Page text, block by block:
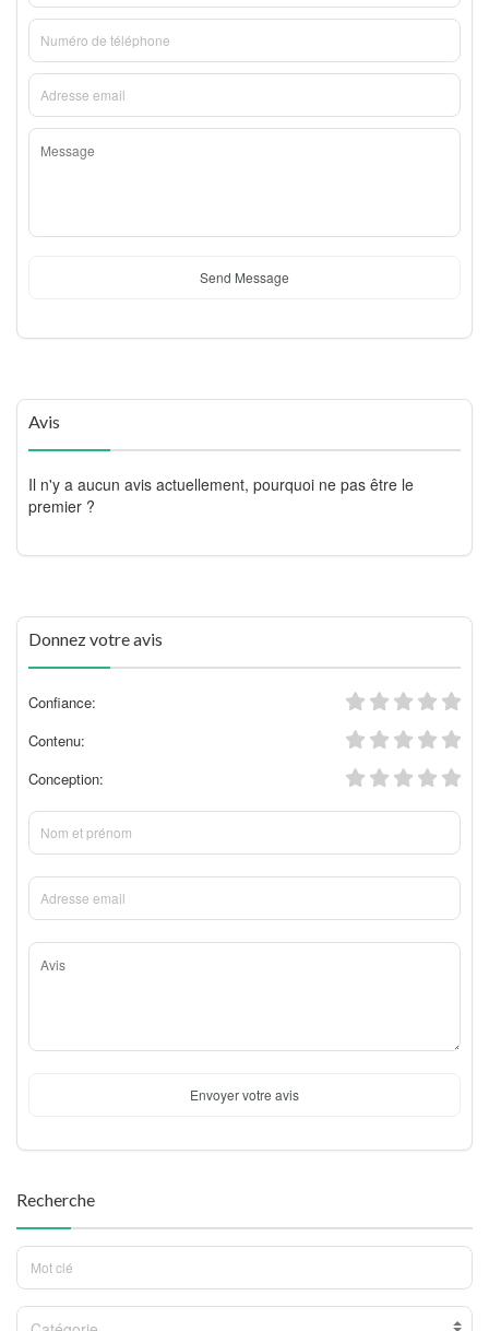
Send Message
Avis
Il n'y a aucun avis actuellement, pourquoi ne pas être le
premier ?
Donnez votre avis
Confiance:
Contenu:
Conception:
Envoyer votre avis
Recherche